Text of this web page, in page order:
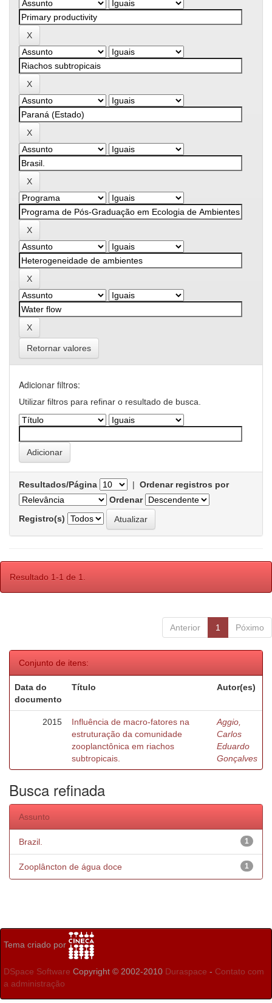
Retornar valores
Adicionar filtros:
Utilizar filtros para refinar o resultado de busca.
Resultados/Página | Ordenar registros por
Ordenar
Registro(s)
Resultado 1-1 de 1.
Anterior 1 Póximo
Conjunto de itens:
Data do
documento
Título Autor(es)
2015
Influência de macro-fatores na
estruturação da comunidade
zooplanctônica em riachos
subtropicais.
Aggio,
Carlos
Eduardo
Gonçalves
Busca refinada
Assunto
1
Brazil.
1
Zooplâncton de água doce
Tema criado por
DSpace Software Copyright © 2002-2010 Duraspace - Contato com
a administração